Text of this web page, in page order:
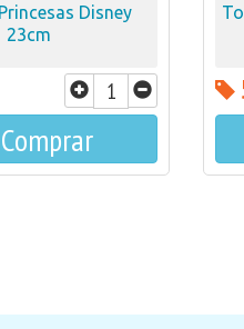
Disney
23cm
Comprar